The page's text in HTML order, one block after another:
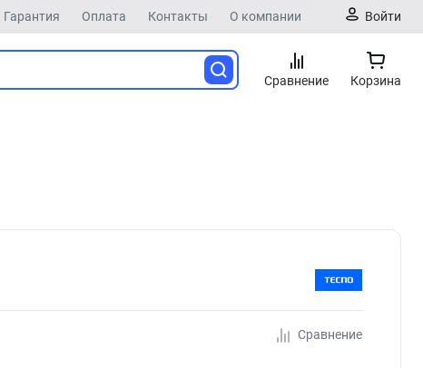
Гарантия Оплата Контакты О компании Войти
Сравнение Корзина
Сравнение